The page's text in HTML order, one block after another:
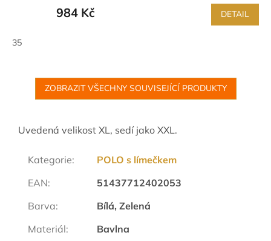
984 Kč DETAIL
35
ZOBRAZIT VŠECHNY SOUVISEJÍCÍ PRODUKTY
Uvedená velikost XL, sedí jako XXL.
Kategorie:
POLO s límečkem
EAN:
51437712402053
Barva:
Bílá, Zelená
Materiál:
Bavlna